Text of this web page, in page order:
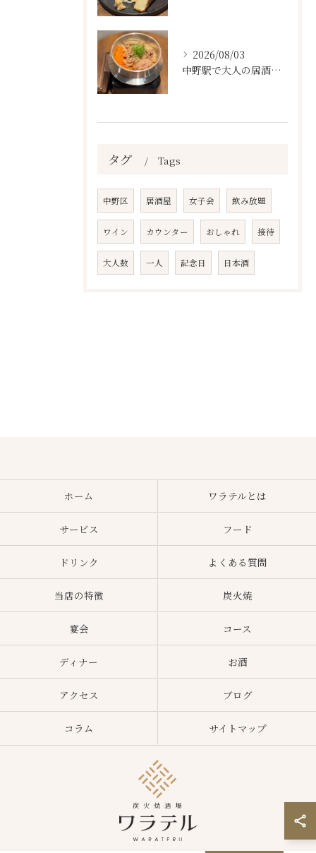
2026/08/03
中野駅で大人の居酒屋をお探しならぜひワラテルへ！
タグ Tags
中野区 居酒屋 女子会 飲み放題
ワイン カウンター おしゃれ 接待
大人数 一人 記念日 日本酒
ホーム ワラテルとは
サービス フード
ドリンク よくある質問
当店の特徴 炭火焼
宴会 コース
ディナー お酒
アクセス ブログ
コラム サイトマップ